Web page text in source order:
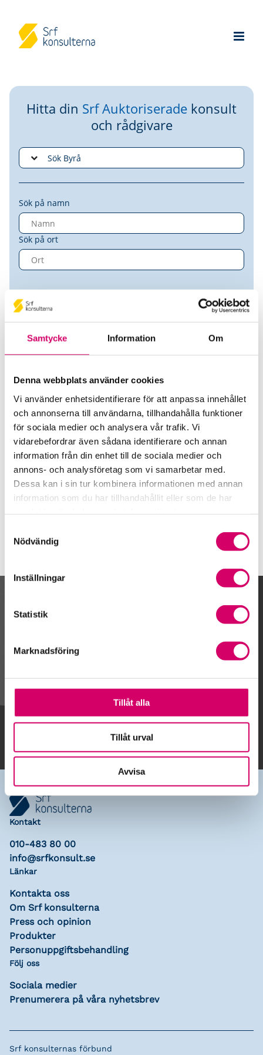
Samtycke Information Om
Denna webbplats använder cookies
Vi använder enhetsidentifierare för att anpassa innehållet
och annonserna till användarna, tillhandahålla funktioner
för sociala medier och analysera vår trafik. Vi
vidarebefordrar även sådana identifierare och annan
information från din enhet till de sociala medier och
annons- och analysföretag som vi samarbetar med.
Dessa kan i sin tur kombinera informationen med annan
information som du har tillhandahållit eller som de har
Nödvändig
Inställningar
Statistik
Marknadsföring
Tillåt alla
Tillåt urval
Avvisa
Hitta din Srf Auktoriserade konsult
och rådgivare
Sök på namn
Sök på ort
Zane Zalkalns
Srf Auktoriserade konsulter
Zane Zalkalns
Auktoriserad Lönekonsult
Lidingö
Kalendarium
Lägg till i kalender
Kontakt
010-483 80 00
info@srfkonsult.se
Länkar
Kontakta oss
Om Srf konsulterna
Press och opinion
Produkter
Personuppgiftsbehandling
Följ oss
Sociala medier
Prenumerera på våra nyhetsbrev
Srf konsulternas förbund